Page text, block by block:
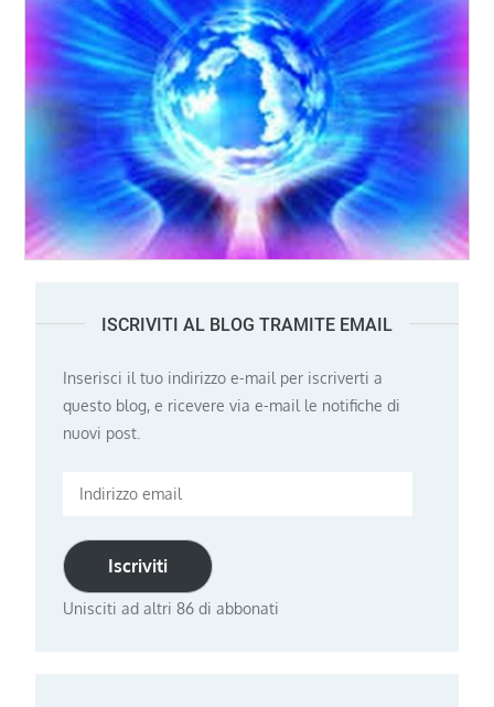
ISCRIVITI AL BLOG TRAMITE EMAIL
Inserisci il tuo indirizzo e-mail per iscriverti a
questo blog, e ricevere via e-mail le notifiche di
nuovi post.
Indirizzo
Iscriviti
Unisciti ad altri 86 di abbonati